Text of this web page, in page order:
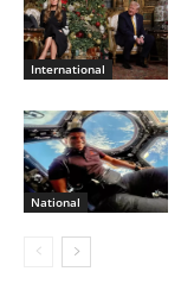
International
National